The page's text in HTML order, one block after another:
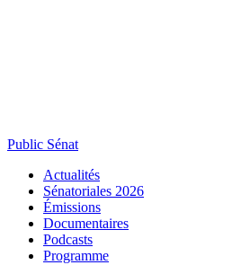
Public Sénat
Actualités
Sénatoriales 2026
Émissions
Documentaires
Podcasts
Programme